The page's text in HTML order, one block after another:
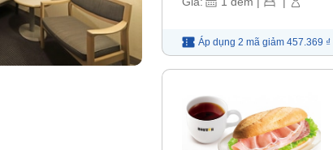
Áp dụng 2 mã giảm 457.369 ₫